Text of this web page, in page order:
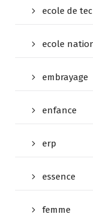
ecole de
ecole
embrayage
enfance
erp
essence
femme